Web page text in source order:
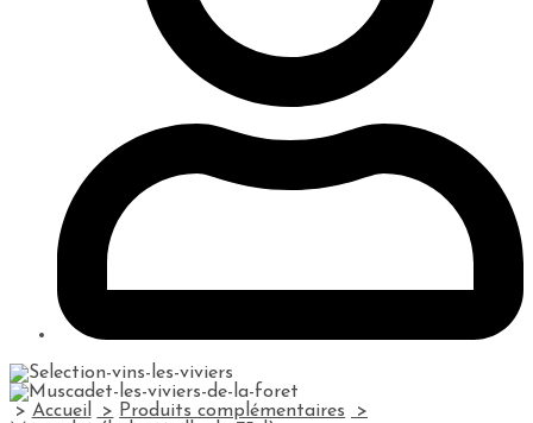
Accueil
Produits complémentaires